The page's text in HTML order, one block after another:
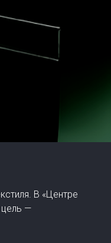
В «Центре
цель —